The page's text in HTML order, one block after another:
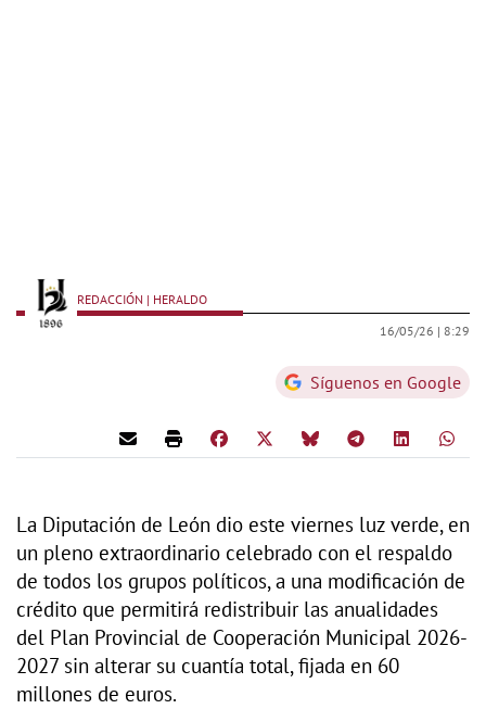
REDACCIÓN | HERALDO
16/05/26 | 8:29
Síguenos en Google
La Diputación de León dio este viernes luz verde, en
un pleno extraordinario celebrado con el respaldo
de todos los grupos políticos, a una modificación de
crédito que permitirá redistribuir las anualidades
del Plan Provincial de Cooperación Municipal 2026-
2027 sin alterar su cuantía total, fijada en 60
millones de euros.